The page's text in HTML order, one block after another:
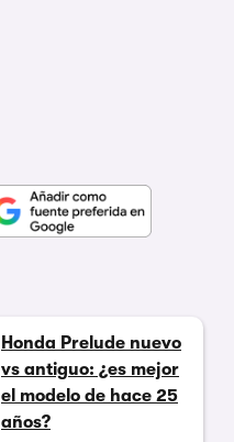
Honda Prelude nuevo
vs antiguo: ¿es mejor
el modelo de hace 25
años?